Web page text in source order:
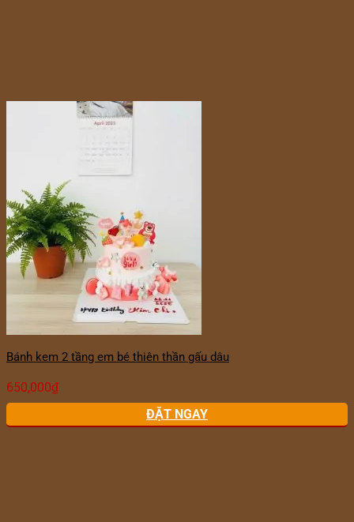
Bánh kem 2 tầng em bé thiên thần gấu dâu
650,000₫
ĐẶT NGAY